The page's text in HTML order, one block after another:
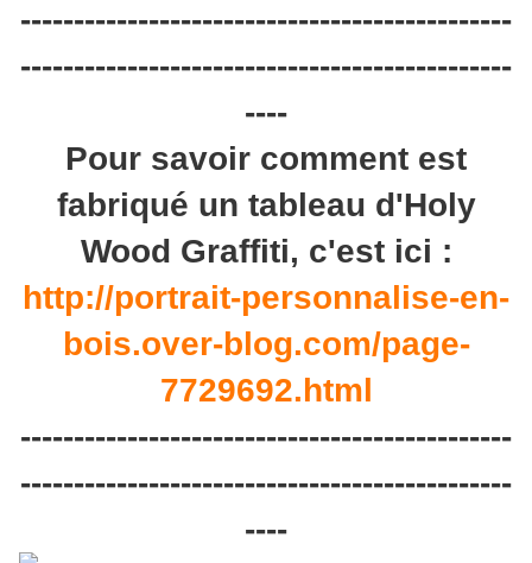
----------------------------------------------
----------------------------------------------
----
Pour savoir comment est
fabriqué un tableau d'Holy
Wood Graffiti, c'est ici :
http://portrait-personnalise-en-
bois.over-blog.com/page-
7729692.html
----------------------------------------------
----------------------------------------------
----